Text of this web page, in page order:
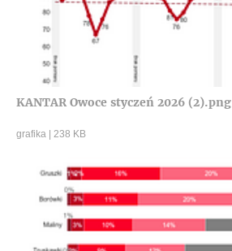
KANTAR Owoce styczeń 2026 (2).png
grafika | 238 KB